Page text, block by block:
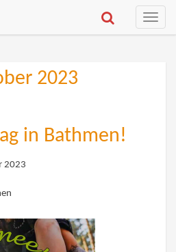
Toggle
2023
in Bathmen!
2023